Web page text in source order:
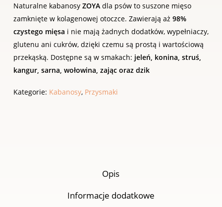
Naturalne kabanosy ZOYAdla psów to suszone mięso
zamknięte w kolagenowej otoczce. Zawierają aż 98%
czystego mięsa i nie mają żadnych dodatków, wypełniaczy,
glutenu ani cukrów, dzięki czemu są prostą i wartościową
przekąską. Dostępne są w smakach: jeleń, konina, struś,
kangur, sarna, wołowina, zając oraz dzik
Kategorie: Kabanosy, Przysmaki
Opis
Informacje dodatkowe